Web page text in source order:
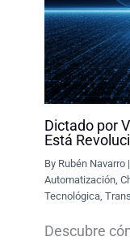
Dictado por
Está
By Rubén Navarro
Automatización ,
Tecnológica ,
Descubre